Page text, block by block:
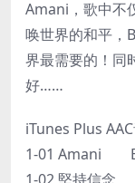
Amani，歌中不
唤世界的和平，
界最需要的！同
好……
iTunes Plus
1-01 Amani